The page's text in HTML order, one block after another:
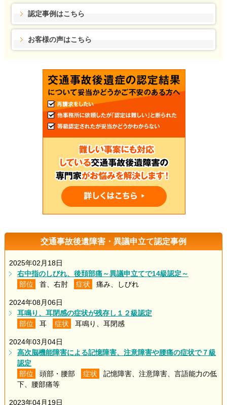
認定事例はこちら
お客様の声はこちら
交通事故後遺障害・異議申立て認定事例
2025年02月18日
右中指のしびれ、後頚部痛～異議申立てで14級認定～
部位
首、右肘 症状 痛み、しびれ
2024年08月06日
耳鳴り、耳閉感の症状が残存し１２級認定
部位
耳 症状 耳鳴り、耳閉感
2024年03月04日
高次脳機能障害による記憶障害、注意障害や腰痛の症状で７級
認定
部位
頭部・腰部 症状
記憶障害、注意障害、言語能力の低
下、腰部痛等
2023年04月19日